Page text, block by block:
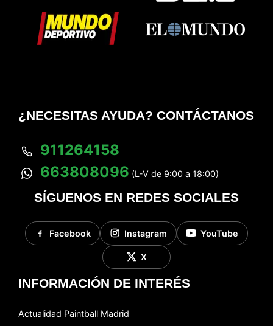
¿NECESITAS AYUDA? CONTÁCTANOS
911264158
663808096 (L-V de 9:00 a 18:00)
SÍGUENOS EN REDES SOCIALES
Facebook Instagram YouTube
X
INFORMACIÓN DE INTERÉS
Actualidad Paintball Madrid